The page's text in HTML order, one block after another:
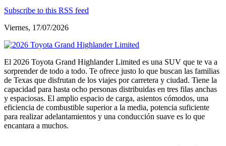
Subscribe to this RSS feed
Viernes, 17/07/2026
El 2026 Toyota Grand Highlander Limited es una SUV que te va a
sorprender de todo a todo. Te ofrece justo lo que buscan las familias
de Texas que disfrutan de los viajes por carretera y ciudad. Tiene la
capacidad para hasta ocho personas distribuidas en tres filas anchas
y espaciosas. El amplio espacio de carga, asientos cómodos, una
eficiencia de combustible superior a la media, potencia suficiente
para realizar adelantamientos y una conducción suave es lo que
encantara a muchos.